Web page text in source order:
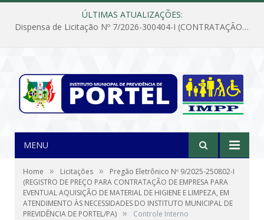
ÚLTIMAS ATUALIZAÇÕES:
Dispensa de Licitação Nº 7/2026-300404-I (CONTRATAÇÃO DE EMPRESA PARA MANUTENÇÃO E REPARAÇÃO DE APARELHOS DE AR CONDICIONADO, EM ATENDIMENTO ÀS NECESSIDADES DO INSTITUTO DE PREVIDÊNCIA MUNICIPAL DE PORTEL/PA)
MENU
Home » Licitações »
Pregão Eletrônico Nº 9/2025-250802-I
(REGISTRO DE PREÇO PARA CONTRATAÇÃO DE EMPRESA PARA
EVENTUAL AQUISIÇÃO DE MATERIAL DE HIGIENE E LIMPEZA, EM
ATENDIMENTO ÀS NECESSIDADES DO INSTITUTO MUNICIPAL DE
PREVIDÊNCIA DE PORTEL/PA) » Controle Interno